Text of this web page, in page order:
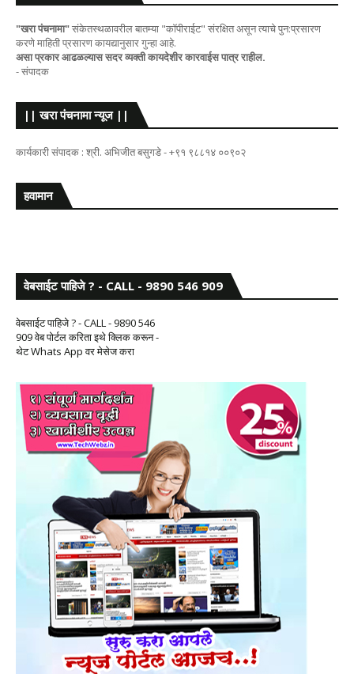
"खरा पंचनामा"संकेतस्थळावरील बातम्या "कॉपीराईट" संरक्षित असून त्याचे पुन:प्रसारण
करणे माहिती प्रसारण कायद्यानुसार गुन्हा आहे.
असा प्रकार आढळल्यास सदर व्यक्ती कायदेशीर कारवाईस पात्र राहील.
- संपादक
|| खरा पंचनामा न्यूज ||
कार्यकारी संपादक : श्री. अभिजीत बसुगडे - +९१ ९८८१४ ००९०२
हवामान
वेबसाईट पाहिजे ? - CALL - 9890 546 909
वेबसाईट पाहिजे ? - CALL - 9890 546
909 वेब पोर्टल करिता इथे क्लिक करून -
थेट Whats App वर मेसेज करा